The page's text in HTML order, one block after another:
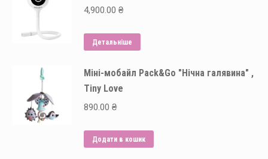
4,900.00 ₴
Детальніше
Міні-мобайл Pack&Go "Нічна галявина" ,
Tiny Love
890.00 ₴
Додати в кошик